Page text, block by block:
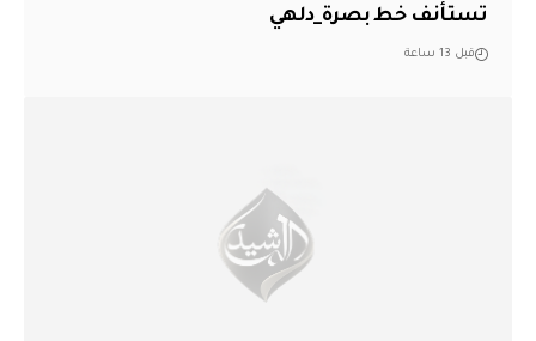
تستأنف خط بصرة_دلهي
قبل 13 ساعة